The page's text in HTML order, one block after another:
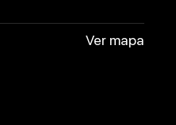
Ver mapa